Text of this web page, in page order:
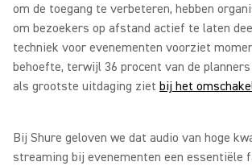
om de toegang te verbeteren, hebben
om bezoekers op afstand actief te laten
techniek voor evenementen voorziet
behoefte, terwijl 36 procent van de
als grootste uitdaging ziet bij het
Bij Shure geloven we dat audio van hoge
streaming bij evenementen een essentiële